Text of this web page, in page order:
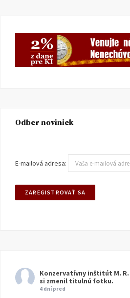
Odber noviniek
E-mailová adresa:
Konzervatívny inštitút M.
si zmenil titulnú fotku.
4 dní pred